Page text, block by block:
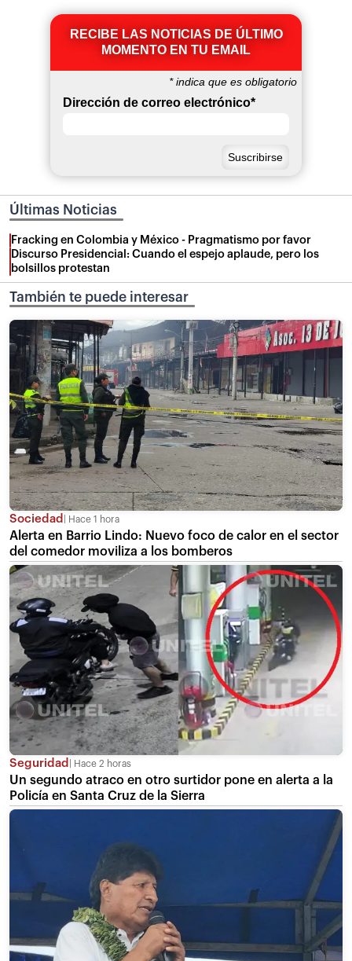
RECIBE LAS NOTICIAS DE ÚLTIMO
MOMENTO EN TU EMAIL
*indica que es obligatorio
Dirección de correo electrónico*
Últimas Noticias
Fracking en Colombia y México - Pragmatismo por favor
Discurso Presidencial: Cuando el espejo aplaude, pero los
bolsillos protestan
También te puede interesar
Sociedad Hace 1 hora
Alerta en Barrio Lindo: Nuevo foco de calor en el sector
del comedor moviliza a los bomberos
Seguridad Hace 2 horas
Un segundo atraco en otro surtidor pone en alerta a la
Policía en Santa Cruz de la Sierra